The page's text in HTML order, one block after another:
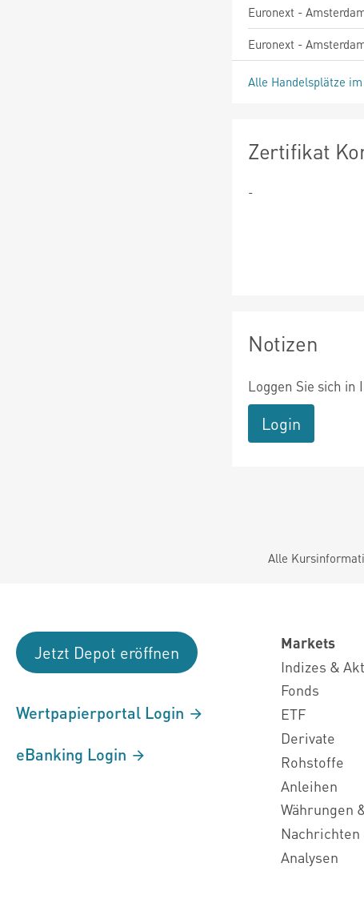
Euronext -
Euronext -
Alle Handelsplätze
Zertifikat
-
Notizen
Loggen Sie sich
Login
Alle
Jetzt Depot eröffnen
Wertpapierportal Login
eBanking Login
Markets
Indizes &
Fonds
ETF
Derivate
Rohstoffe
Anleihen
Währungen
Nachrichten
Analysen